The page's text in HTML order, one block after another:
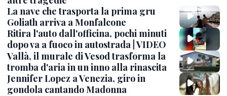
La nave che trasporta la prima gru
Goliath arriva a Monfalcone
Ritira l'auto dall'officina, pochi minuti
dopo va a fuoco in autostrada | VIDEO
Vallà, il murale di Vesod trasforma la
tromba d'aria in un inno alla rinascita
Jennifer Lopez a Venezia, giro in
gondola cantando Madonna